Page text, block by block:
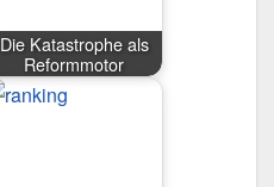
Die Katastrophe als
Reformmotor